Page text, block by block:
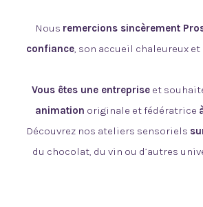
Nous remercions sincèrement
confiance, son accueil chaleureux et
Vous êtes une entrepriseet
animation originale et fédératrice
Découvrez nos ateliers sensoriels
du chocolat, du vin ou d’autres